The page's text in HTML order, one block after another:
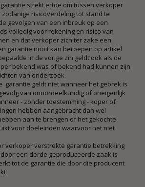
strekt ertoe om tussen verkoper
risicoverdeling tot stand te
gevolgen van een inbreuk op een
volledig voor rekening en risico van
en dat verkoper zich ter zake een
garantie nooit kan beroepen op artikel
in de vorige zin geldt ook als de
bekend was of bekend had kunnen zijn
van onderzoek.
garantie geldt niet wanneer het gebrek is
van onoordeelkundig of oneigenlijk
- zonder toestemming - koper of
hebben aangebracht dan wel
aan te brengen of het gekochte
voor doeleinden waarvoor het niet
verkoper verstrekte garantie betrekking
een derde geproduceerde zaak is
tot de garantie die door die producent